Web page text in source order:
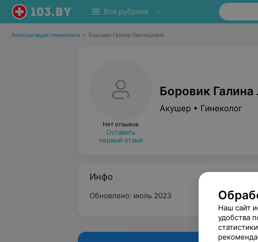
Все рубрики
Консультации гинеколога • Боровик Галина Леонидовна
Нет отзывов
Оставить
первый отзыв
Боровик
Акушер • Гинеколог
Инфо
Обновлено: июль 2023
Наш сайт
удобства